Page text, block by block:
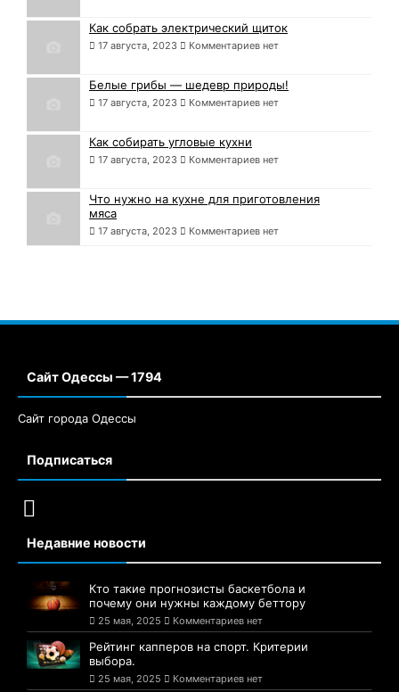
Как собрать электрический щиток
17 августа, 2023 Комментариев нет
Белые грибы — шедевр природы!
17 августа, 2023 Комментариев нет
Как собирать угловые кухни
17 августа, 2023 Комментариев нет
Что нужно на кухне для приготовления
мяса
17 августа, 2023 Комментариев нет
Сайт Одессы — 1794
Сайт города Одессы
Подписаться
Недавние новости
Кто такие прогнозисты баскетбола и
почему они нужны каждому беттору
25 мая, 2025 Комментариев нет
Рейтинг капперов на спорт. Критерии
выбора.
25 мая, 2025 Комментариев нет